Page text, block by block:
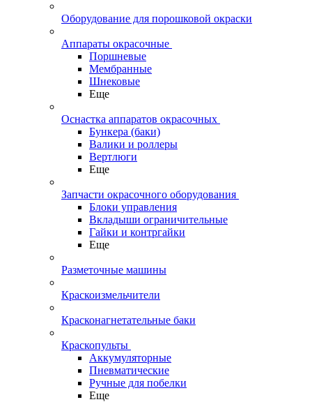
Оборудование для порошковой окраски
Аппараты окрасочные
Поршневые
Мембранные
Шнековые
Еще
Оснастка аппаратов окрасочных
Бункера (баки)
Валики и роллеры
Вертлюги
Еще
Запчасти окрасочного оборудования
Блоки управления
Вкладыши ограничительные
Гайки и контргайки
Еще
Разметочные машины
Краскоизмельчители
Красконагнетательные баки
Краскопульты
Аккумуляторные
Пневматические
Ручные для побелки
Еще